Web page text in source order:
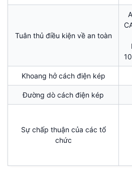
Tuân thủ điều kiện về an toàn
Khoang hở cách điện kép
Đường dò cách điện kép
Sự chấp thuận của các tổ
chức